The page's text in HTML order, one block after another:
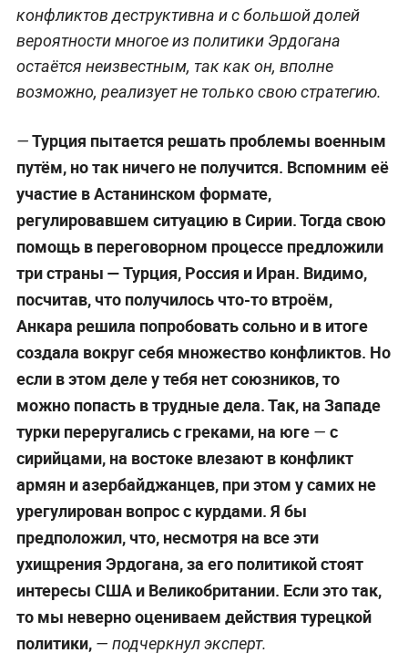
конфликтов деструктивна и с большой долей
вероятности многое из политики Эрдогана
остаётся неизвестным, так как он, вполне
возможно, реализует не только свою стратегию.
—Турция пытается решать проблемы военным
путём, но так ничего не получится. Вспомним её
участие в Астанинском формате,
регулировавшем ситуацию в Сирии. Тогда свою
помощь в переговорном процессе предложили
три страны — Турция, Россия и Иран. Видимо,
посчитав, что получилось что-то втроём,
Анкара решила попробовать сольно и в итоге
создала вокруг себя множество конфликтов. Но
если в этом деле у тебя нет союзников, то
можно попасть в трудные дела. Так, на Западе
турки переругались с греками, на юге — с
сирийцами, на востоке влезают в конфликт
армян и азербайджанцев, при этом у самих не
урегулирован вопрос с курдами. Я бы
предположил, что, несмотря на все эти
ухищрения Эрдогана, за его политикой стоят
интересы США и Великобритании. Если это так,
то мы неверно оцениваем действия турецкой
политики, — подчеркнул эксперт.